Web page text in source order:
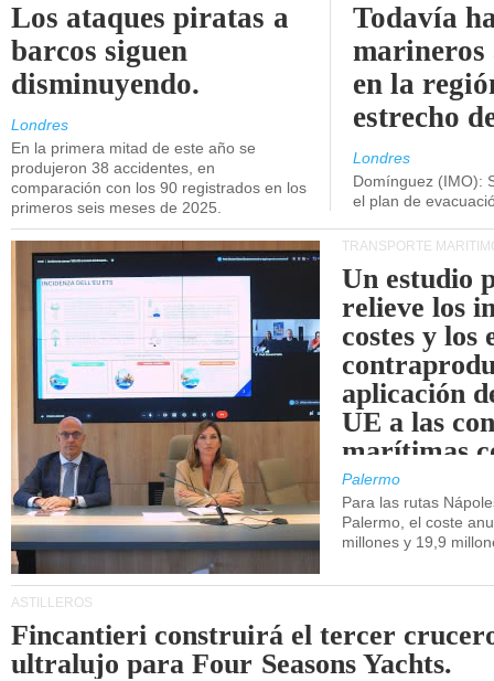
Los ataques piratas a
barcos siguen
disminuyendo.
Londres
En la primera mitad de este año se
produjeron 38 accidentes, en
comparación con los 90 registrados en los
primeros seis meses de 2025.
Todavía
marineros
en la
estrecho
Londres
Domínguez (IMO):
el plan de
TRANSPORTE
Un estudio
relieve los
costes y los
aplicación
UE a las
marítimas
de Sicilia.
Palermo
Para las rutas
Palermo, el coste
millones y 19,9
ASTILLEROS
Fincantieri construirá el tercer
ultralujo para Four Seasons Yachts.